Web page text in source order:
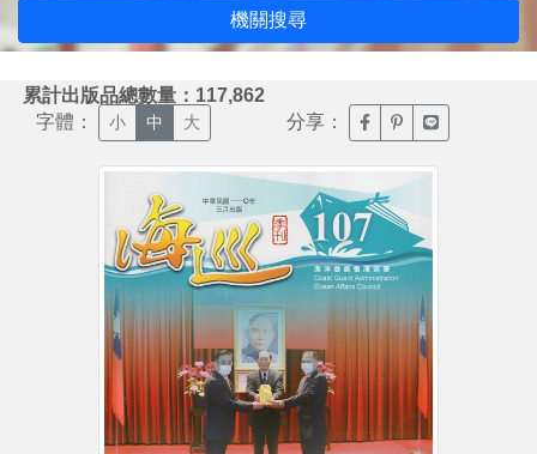
機關搜尋
累計出版品總數量：117,862
字體： 小 中 大 分享： 臉書分享(另開新視窗)
噗浪分享(另開新
Line分享(另